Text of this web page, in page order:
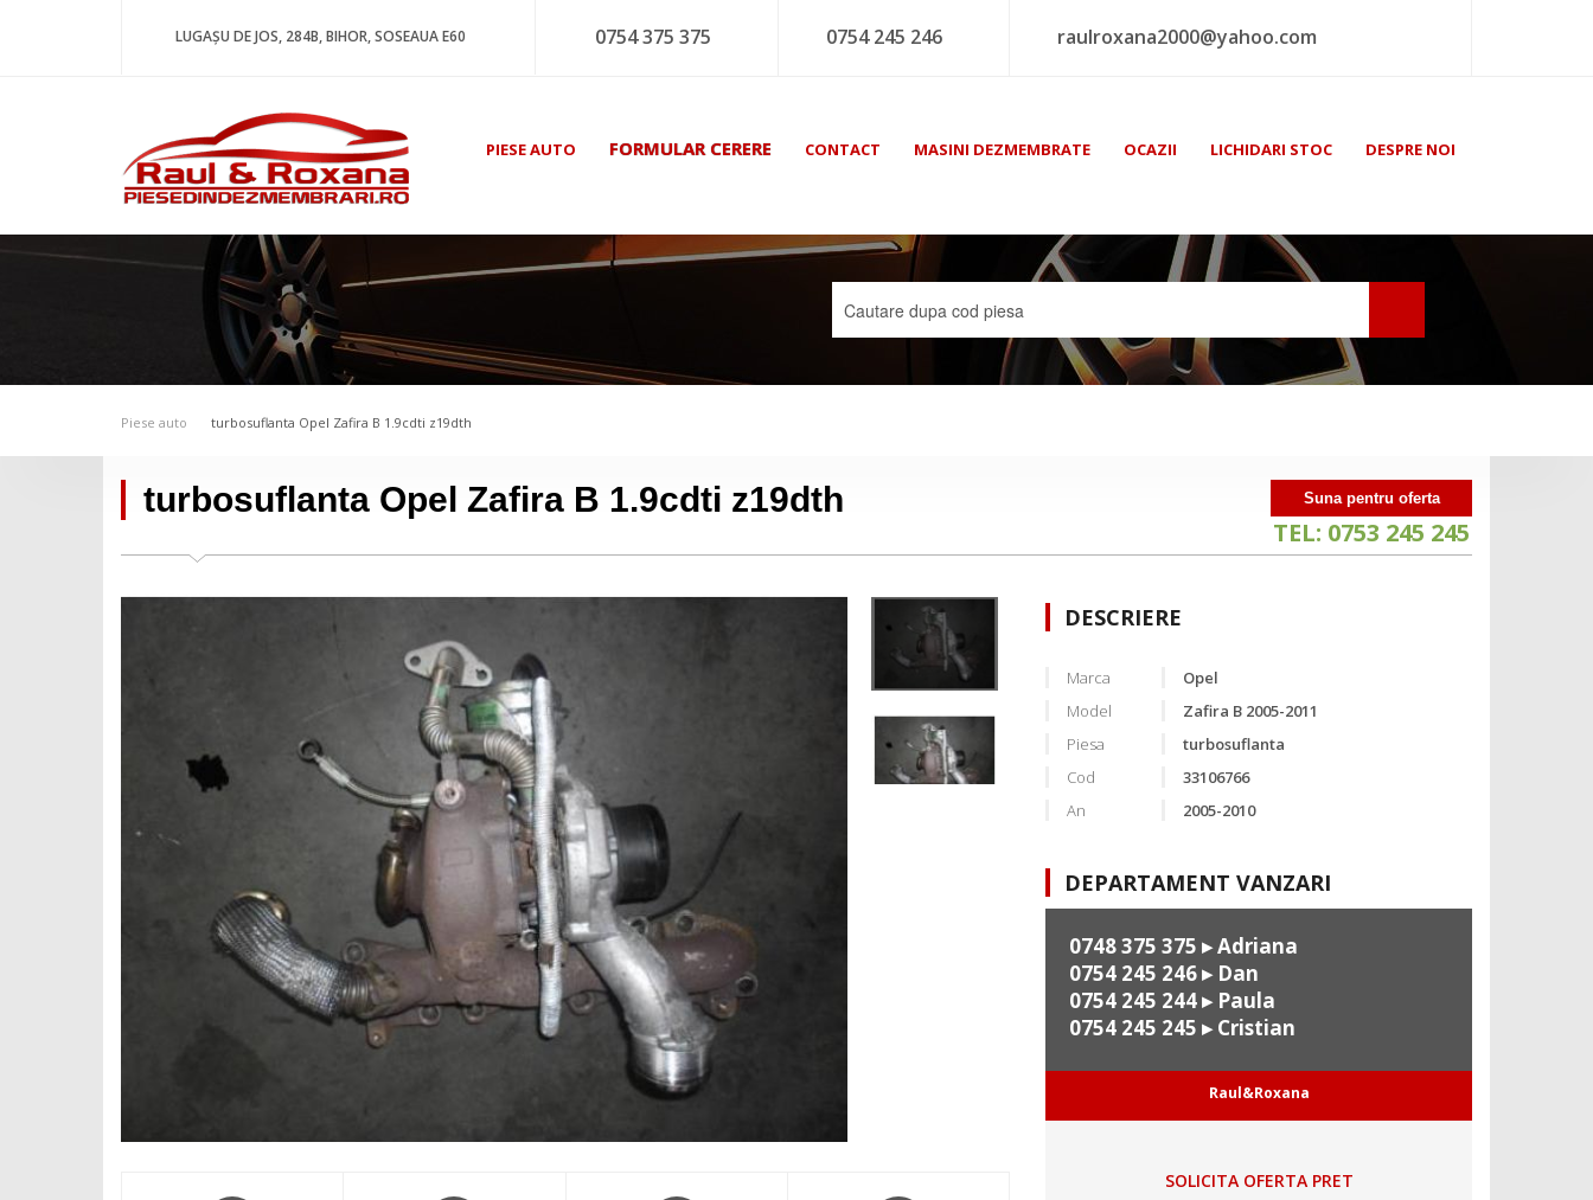
LUGAȘU DE JOS, 284B, BIHOR, SOSEAUA E60 0754 375 375 0754 245 246 raulroxana2000@yahoo.com
PIESE AUTO FORMULAR CERERE CONTACT MASINI DEZMEMBRATE OCAZII LICHIDARI STOC DESPRE NOI
Piese auto turbosuflanta Opel Zafira B 1.9cdti z19dth
turbosuflanta Opel Zafira B 1.9cdti z19dth Suna pentru oferta
TEL: 0753 245 245
DESCRIERE
Marca
Opel
Model
Zafira B 2005-2011
Piesa
turbosuflanta
Cod
33106766
An
2005-2010
DEPARTAMENT VANZARI
0748 375 375 ▸ Adriana
0754 245 246▸ Dan
0754 245 244▸ Paula
0754 245 245 ▸ Cristian
Raul&Roxana
SOLICITA OFERTA PRET